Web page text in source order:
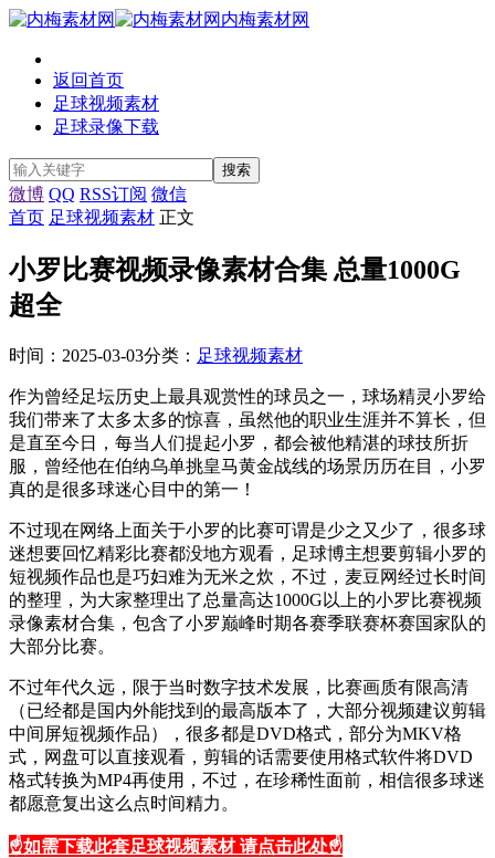
内梅素材网
返回首页
足球视频素材
足球录像下载
微博 QQ RSS订阅 微信
首页 足球视频素材 正文
小罗比赛视频录像素材合集 总量1000G
超全
时间：2025-03-03分类： 足球视频素材
作为曾经足坛历史上最具观赏性的球员之一，球场精灵小罗给
我们带来了太多太多的惊喜，虽然他的职业生涯并不算长，但
是直至今日，每当人们提起小罗，都会被他精湛的球技所折
服，曾经他在伯纳乌单挑皇马黄金战线的场景历历在目，小罗
真的是很多球迷心目中的第一！
不过现在网络上面关于小罗的比赛可谓是少之又少了，很多球
迷想要回忆精彩比赛都没地方观看，足球博主想要剪辑小罗的
短视频作品也是巧妇难为无米之炊，不过，麦豆网经过长时间
的整理，为大家整理出了总量高达1000G以上的小罗比赛视频
录像素材合集，包含了小罗巅峰时期各赛季联赛杯赛国家队的
大部分比赛。
不过年代久远，限于当时数字技术发展，比赛画质有限高清
（已经都是国内外能找到的最高版本了，大部分视频建议剪辑
中间屏短视频作品），很多都是DVD格式，部分为MKV格
式，网盘可以直接观看，剪辑的话需要使用格式软件将DVD
格式转换为MP4再使用，不过，在珍稀性面前，相信很多球迷
都愿意复出这么点时间精力。
☝如需下载此套足球视频素材 请点击此处☝